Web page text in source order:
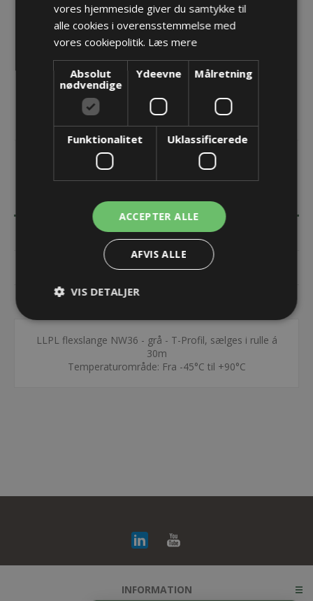
Opret konto for at se priser
KØB
BESKRIVELSE
SPECIFIKATIONER
DOKUMENTER
LLPL flexslange NW36 - grå - T-Profil, sælges i rulle á
30m
Temperaturområde: Fra -45°C til +90°C
INFORMATION
vores hjemmeside giver du samtykke til
alle cookies i overensstemmelse med
vores cookiepolitik. Læs mere
Absolut
nødvendige
Ydeevne Målretning
Funktionalitet Uklassificerede
ACCEPTER ALLE
AFVIS ALLE
VIS DETALJER